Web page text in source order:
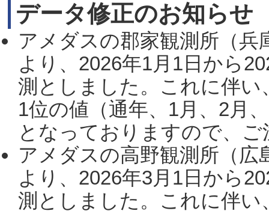
データ修正のお知らせ
アメダスの郡家観測所（
より、2026年1月1日から
測としました。これに伴い
1位の値（通年、1月、2月
となっておりますので、
アメダスの高野観測所（
より、2026年3月1日から
測としました。これに伴い